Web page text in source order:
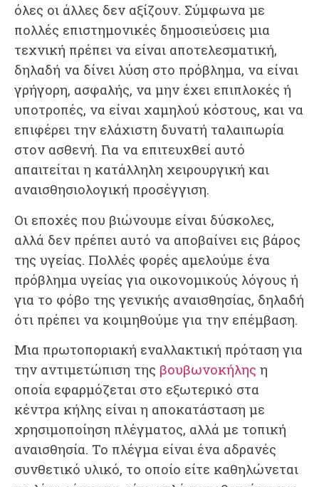
όλες οι άλλες δεν αξίζουν. Σύμφωνα με
πολλές επιστημονικές δημοσιεύσεις μια
τεχνική πρέπει να είναι αποτελεσματική,
δηλαδή να δίνει λύση στο πρόβλημα, να είναι
γρήγορη, ασφαλής, να μην έχει επιπλοκές ή
υποτροπές, να είναι χαμηλού κόστους, και να
επιφέρει την ελάχιστη δυνατή ταλαιπωρία
στον ασθενή. Για να επιτευχθεί αυτό
απαιτείται η κατάλληλη χειρουργική και
αναισθησιολογική προσέγγιση.
​Οι εποχές που βιώνουμε είναι δύσκολες,
αλλά δεν πρέπει αυτό να αποβαίνει εις βάρος
της υγείας. Πολλές φορές αμελούμε ένα
πρόβλημα υγείας για οικονομικούς λόγους ή
για το φόβο της γενικής αναισθησίας, δηλαδή
ότι πρέπει να κοιμηθούμε για την επέμβαση.
​Μια πρωτοποριακή εναλλακτική πρόταση για
την αντιμετώπιση της βουβωνοκήλης η
οποία εφαρμόζεται στο εξωτερικό στα
κέντρα κήλης είναι η αποκατάσταση με
χρησιμοποίηση πλέγματος, αλλά με τοπική
αναισθησία. Το πλέγμα είναι ένα αδρανές
συνθετικό υλικό, το οποίο είτε καθηλώνεται